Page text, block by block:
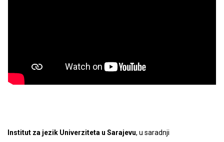
Institut za jezik Univerziteta u Sarajevu, u saradnji